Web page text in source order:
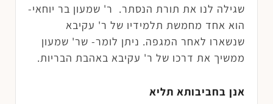
שגילה לנו את תורת הנסתר. ר' שמעון בר יוחאי-
הוא אחד מחמשת תלמידיו של ר' עקיבא
שנשארו לאחר המגפה. ניתן לומר- שר' שמעון
ממשיך את דרכו של ר' עקיבא באהבת הבריות.
אנן בחביבותא תליא